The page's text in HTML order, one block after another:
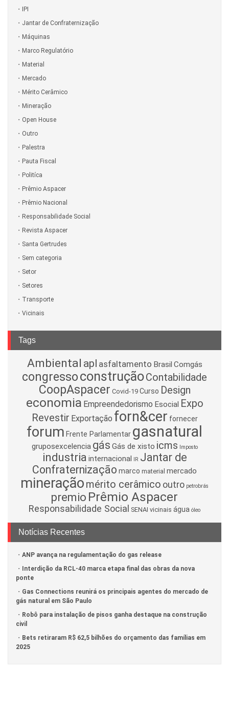
IPI
Jantar de Confraternização
Máquinas
Marco Regulatório
Material
Mercado
Mérito Cerâmico
Mineração
Open House
Outro
Palestra
Pauta Fiscal
Politíca
Prêmio Aspacer
Prêmio Nacional
Responsabilidade Social
Revista Aspacer
Santa Gertrudes
Sem categoria
Setor
Setores
Transporte
Vicinais
Tags
Ambiental apl asfaltamento Brasil Comgás
congressoconstruçãoContabilidade
CoopAspacer Covid-19 Curso Design
economia Empreendedorismo Esocial Expo
Revestir Exportação forn&cer fornecer
forum Frente Parlamentar gasnatural
gruposexcelencia gás Gás de xisto icms Imposto
industria internacional IR Jantar de
Confraternização marco material mercado
mineração mérito cerâmico outro petrobrás
premio Prêmio Aspacer
Responsabilidade Social SENAI vicinais água óleo
Notícias Recentes
ANP avança na regulamentação do gas release
Interdição da RCL-40 marca etapa final das obras da nova
ponte
Gas Connections reunirá os principais agentes do mercado de
gás natural em São Paulo
Robô para instalação de pisos ganha destaque na construção
civil
Bets retiraram R$ 62,5 bilhões do orçamento das famílias em
2025